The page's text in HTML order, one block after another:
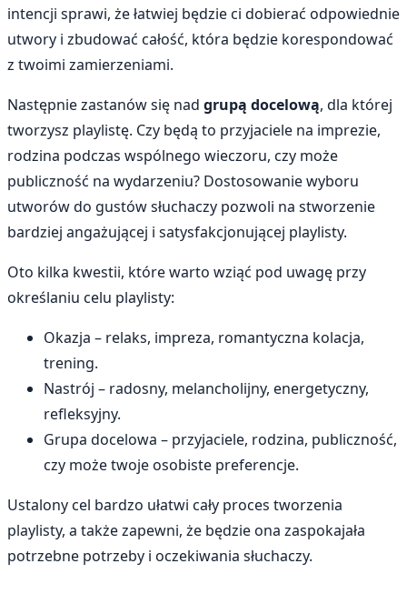
intencji sprawi, że łatwiej będzie ci dobierać odpowiednie
utwory i zbudować całość, która będzie korespondować
z twoimi zamierzeniami.
Następnie zastanów się nad grupą docelową, dla której
tworzysz playlistę. Czy będą to przyjaciele na imprezie,
rodzina podczas wspólnego wieczoru, czy może
publiczność na wydarzeniu? Dostosowanie wyboru
utworów do gustów słuchaczy pozwoli na stworzenie
bardziej angażującej i satysfakcjonującej playlisty.
Oto kilka kwestii, które warto wziąć pod uwagę przy
określaniu celu playlisty:
Okazja – relaks, impreza, romantyczna kolacja,
trening.
Nastrój – radosny, melancholijny, energetyczny,
refleksyjny.
Grupa docelowa – przyjaciele, rodzina, publiczność,
czy może twoje osobiste preferencje.
Ustalony cel bardzo ułatwi cały proces tworzenia
playlisty, a także zapewni, że będzie ona zaspokajała
potrzebne potrzeby i oczekiwania słuchaczy.